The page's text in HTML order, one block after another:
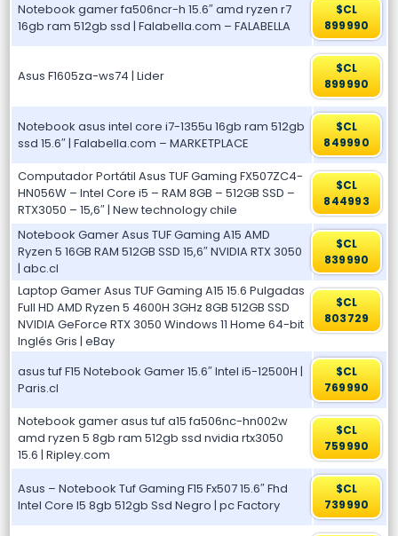
Notebook gamer fa506ncr-h 15.6″ amd ryzen r7
16gb ram 512gb ssd | Falabella.com – FALABELLA
$CL
899990
Asus F1605za-ws74 | Lider
$CL
899990
Notebook asus intel core i7-1355u 16gb ram 512gb
ssd 15.6″ | Falabella.com – MARKETPLACE
$CL
849990
Computador Portátil Asus TUF Gaming FX507ZC4-
HN056W – Intel Core i5 – RAM 8GB – 512GB SSD –
RTX3050 – 15,6″ | New technology chile
$CL
844993
Notebook Gamer Asus TUF Gaming A15 AMD
Ryzen 5 16GB RAM 512GB SSD 15,6″ NVIDIA RTX 3050
| abc.cl
$CL
839990
Laptop Gamer Asus TUF Gaming A15 15.6 Pulgadas
Full HD AMD Ryzen 5 4600H 3GHz 8GB 512GB SSD
NVIDIA GeForce RTX 3050 Windows 11 Home 64-bit
Inglés Gris | eBay
$CL
803729
asus tuf F15 Notebook Gamer 15.6″ Intel i5-12500H |
Paris.cl
$CL
769990
Notebook gamer asus tuf a15 fa506nc-hn002w
amd ryzen 5 8gb ram 512gb ssd nvidia rtx3050
15.6 | Ripley.com
$CL
759990
Asus – Notebook Tuf Gaming F15 Fx507 15.6″ Fhd
Intel Core I5 8gb 512gb Ssd Negro | pc Factory
$CL
739990